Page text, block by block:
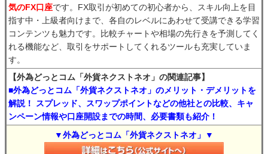
気のFX口座です。FX取引が初めての初心者から、スキル向上を目
指す中・上級者向けまで、各自のレベルにあわせて受講できる学習
コンテンツも魅力です。比較チャートや相場の先行きを予測してく
れる機能など、取引をサポートしてくれるツールも充実していま
す。
【外為どっとコム「外貨ネクストネオ」の関連記事】
■外為どっとコム「外貨ネクストネオ」のメリット・デメリットを
解説！ スプレッド、スワップポイントなどの他社との比較、キャ
ンペーン情報や口座開設までの時間、必要書類も紹介！
▼外為どっとコム「外貨ネクストネオ」▼